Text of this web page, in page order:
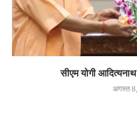
सीएम योगी
अगस्त